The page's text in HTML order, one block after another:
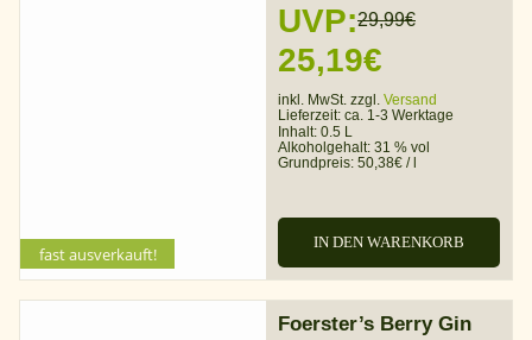
fast ausverkauft!
UVP:29,99€
Ursprünglicher
Preis
war:
29,99€
25,19€
Aktueller
Preis
ist:
25,19€.
inkl. MwSt. zzgl. Versand
Lieferzeit: ca. 1-3 Werktage
Inhalt: 0.5 L
Alkoholgehalt: 31 % vol
Grundpreis: 50,38€ /l
IN DEN WARENKORB
Foerster’s Berry Gin